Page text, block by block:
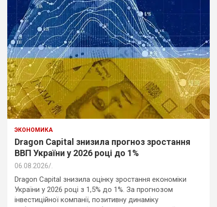
ЭКОНОМИКА
Dragon Capital знизила прогноз зростання
ВВП України у 2026 році до 1%
06.08.2026
Dragon Capital знизила оцінку зростання економіки
України у 2026 році з 1,5% до 1%. За прогнозом
інвестиційної компанії, позитивну динаміку